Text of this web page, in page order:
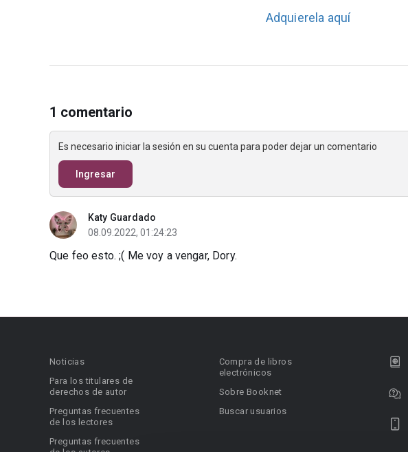
Adquierela aquí
1 comentario
Es necesario iniciar la sesión en su cuenta para poder dejar un comentario
Ingresar
Katy Guardado
08.09.2022, 01:24:23
Que feo esto. ;( Me voy a vengar, Dory.
Noticias
Para los titulares de
derechos de autor
Preguntas frecuentes
de los lectores
Preguntas frecuentes
Compra de libros
electrónicos
Sobre Booknet
Buscar usuarios